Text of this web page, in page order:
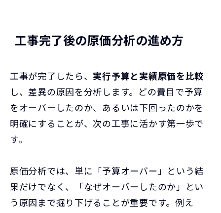
工事完了後の原価分析の進め方
工事が完了したら、 実行予算と実績原価を比較
し、差異の原因を分析します。どの費目で予算
をオーバーしたのか、あるいは下回ったのかを
明確にすることが、次の工事に活かす第一歩で
す。
原価分析では、単に「予算オーバー」という結
果だけでなく、「なぜオーバーしたのか」とい
う原因まで掘り下げることが重要です。例え